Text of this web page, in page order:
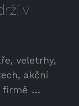
v
veletrhy,
akční
firmě …